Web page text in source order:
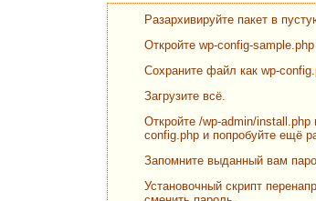
Разархивируйте пакет в
Откройте wp-config-
Сохраните файл как wp-
Загрузите всё.
Откройте /wp-admin/
config.php и попробуйте ещё
Запомните выданный вам
Установочный скрипт